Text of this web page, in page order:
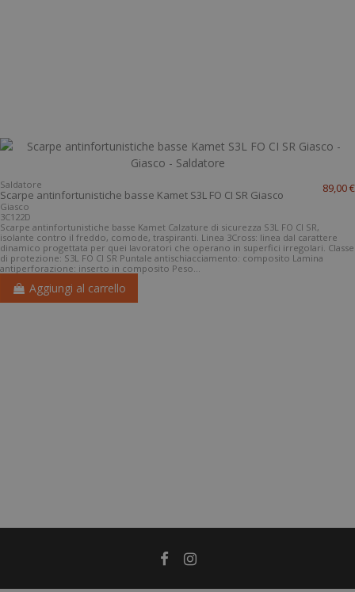
Saldatore
Scarpe antinfortunistiche basse Kamet S3L FO CI SR Giasco
Giasco
3C122D
89,00 €
Scarpe antinfortunistiche basse Kamet Calzature di sicurezza S3L FO CI SR,
isolante contro il freddo, comode, traspiranti. Linea 3Cross: linea dal carattere
dinamico progettata per quei lavoratori che operano in superfici irregolari. Classe
di protezione: S3L FO CI SR Puntale antischiacciamento: composito Lamina
antiperforazione: inserto in composito Peso...
Aggiungi al carrello